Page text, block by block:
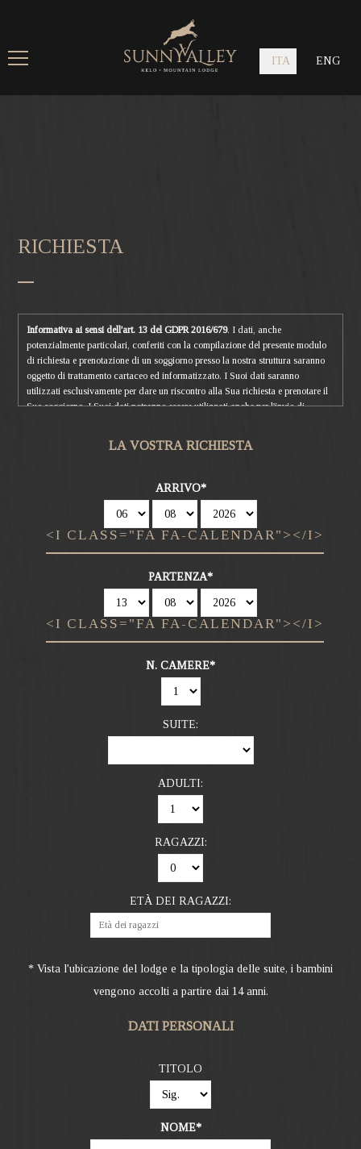
ITA ENG
RICHIESTA
Informativa ai sensi dell'art. 13 del GDPR 2016/679. I dati, anche
potenzialmente particolari, conferiti con la compilazione del presente modulo
di richiesta e prenotazione di un soggiorno presso la nostra struttura saranno
oggetto di trattamento cartaceo ed informatizzato. I Suoi dati saranno
utilizzati esclusivamente per dare un riscontro alla Sua richiesta e prenotare il
Suo soggiorno. I Suoi dati potranno essere utilizzati anche per l'invio di
per l'esercizio dei Suoi diritti, tra cui rientrano il diritto d'accesso ai dati,
privacy policy.
LA VOSTRA RICHIESTA
ARRIVO
<I CLASS="FA FA-CALENDAR"></I>
PARTENZA
<I CLASS="FA FA-CALENDAR"></I>
N. CAMERE
SUITE:
ADULTI:
RAGAZZI:
ETÀ DEI RAGAZZI:
* Vista l'ubicazione del lodge e la tipologia delle suite, i bambini
vengono accolti a partire dai 14 anni.
DATI PERSONALI
TITOLO
NOME